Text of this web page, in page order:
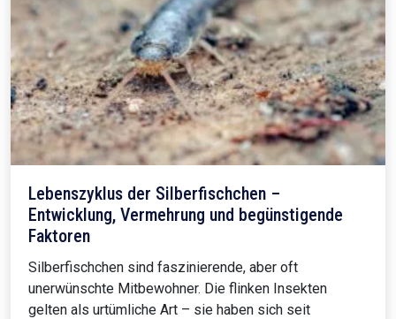
Lebenszyklus der Silberfischchen –
Entwicklung, Vermehrung und begünstigende
Faktoren
Silberfischchen sind faszinierende, aber oft
unerwünschte Mitbewohner. Die flinken Insekten
gelten als urtümliche Art – sie haben sich seit